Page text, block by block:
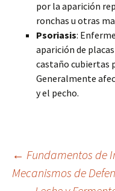
por la aparición
ronchas u otras
Psoriasis:
aparición de
castaño cubiertas
Generalmente
y el pecho.
← Fundamentos de
Mecanismos de